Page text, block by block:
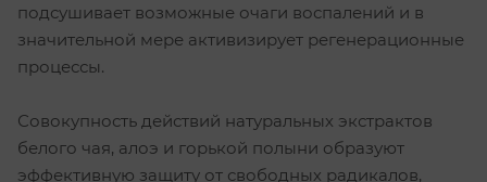
подсушивает возможные очаги воспалений и в
значительной мере активизирует регенерационные
процессы.
Совокупность действий натуральных экстрактов
белого чая, алоэ и горькой полыни образуют
эффективную защиту от свободных радикалов,